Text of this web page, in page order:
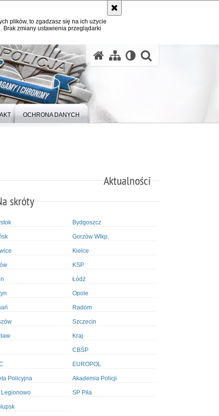
plików, to zgadzasz się na ich użycie
zmiany ustawienia przeglądarki
OCHRONA DANYCH
Aktualności
skróty
Bydgoszcz
Gorzów Wlkp.
Kielce
KSP
Łódź
Opole
Radom
Szczecin
Kraj
CBŚP
EUROPOL
Policyjna Akademia Policji
Legionowo SP Piła